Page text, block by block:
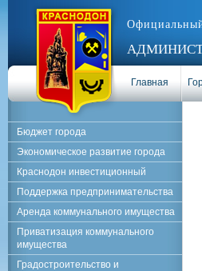
Главная
Бюджет города
Экономическое развитие города
Краснодон инвестиционный
Поддержка предпринимательства
Аренда коммунального имущества
Приватизация коммунального
имущества
Градостроительство и